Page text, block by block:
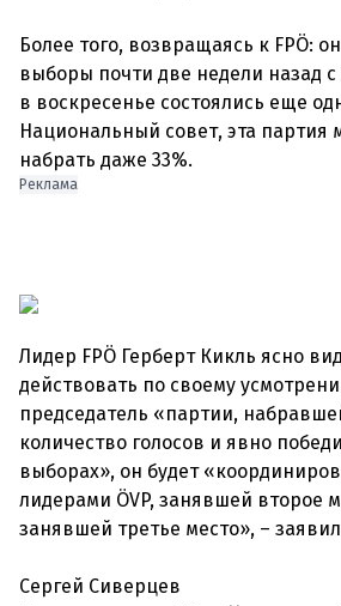
Более того, возвращаясь к FPÖ:
выборы почти две недели назад с
в воскресенье состоялись еще
Национальный совет, эта партия
набрать даже 33%.
Реклама
Лидер FPÖ Герберт Кикль ясно
действовать по своему
председатель «партии,
количество голосов и явно
выборах», он будет
лидерами ÖVP, занявшей второе
занявшей третье место», –
Сергей Сиверцев